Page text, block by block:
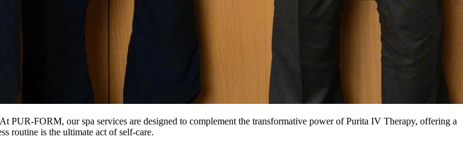
PUR-FORM, our spa services are designed to complement the transformative power of Purita IV Therapy, offering a
routine is the ultimate act of self-care.